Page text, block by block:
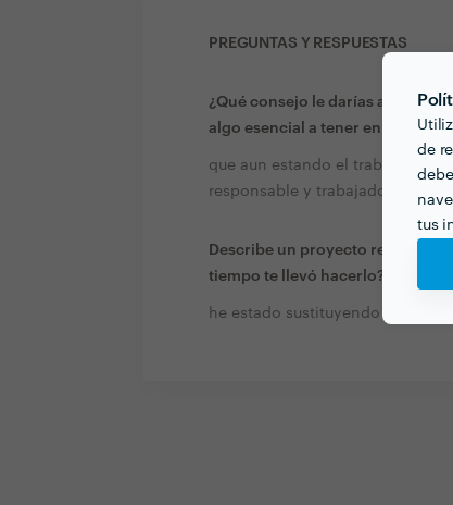
de
tus
PREGUNTAS Y RESPUESTAS
¿Qué consejo le darías a alguien
algo esencial a tener en cuenta?
que aun estando el trabajo
responsable y trabajadora, y
Describe un proyecto reciente
tiempo te llevó hacerlo?
he estado sustituyendo a gente